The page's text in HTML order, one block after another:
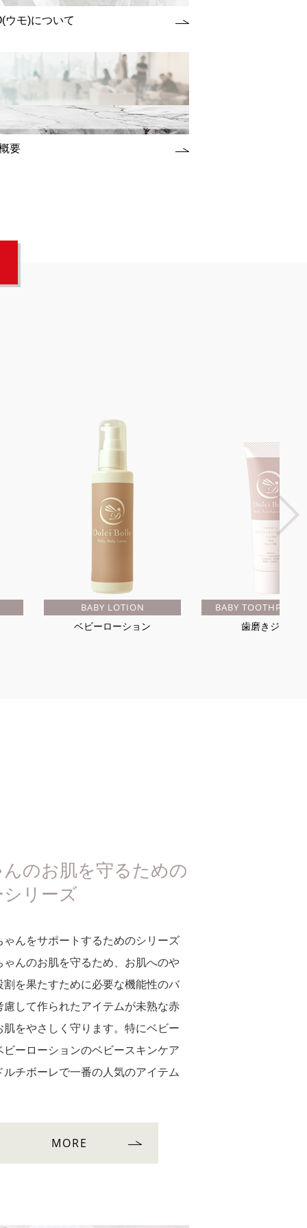
ウモ)について
要
BABY LOTION
ベビーローション
BABY TOOTHPASTE
歯磨きジェル
のお肌を守るための
リーズ
ゃんをサポートするためのシリーズ
ゃんのお肌を守るため、お肌へのや
割を果たすために必要な機能性のバ
慮して作られたアイテムが未熟な赤
肌をやさしく守ります。特にベビー
ビーローションのベビースキンケア
ルチボーレで一番の人気のアイテム
MORE